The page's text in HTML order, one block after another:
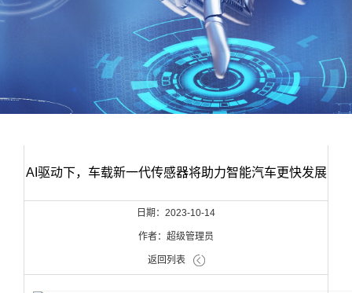
AI驱动下，车载新一代传感器将助力智能汽车更快发展
日期：2023-10-14
作者：超级管理员
返回列表